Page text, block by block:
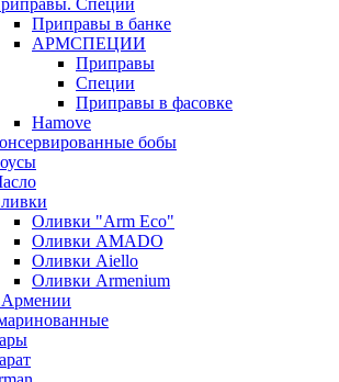
Специи
Приправы в банке
АРМСПЕЦИИ
Приправы
Специи
Приправы в фасовке
Hamove
бобы
Оливки "Arm Eco"
Оливки AMADO
Оливки Aiello
Оливки Armenium